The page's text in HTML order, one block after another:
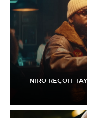
NIRO REÇOIT